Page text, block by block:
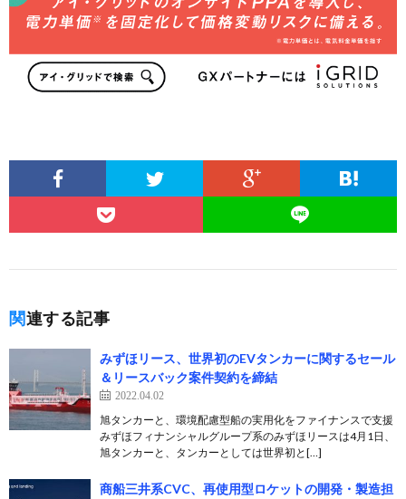
関連する記事
みずほリース、世界初のEVタンカーに関するセール
＆リースバック案件契約を締結
2022.04.02
旭タンカーと、環境配慮型船の実用化をファイナンスで支援
みずほフィナンシャルグループ系のみずほリースは4月1日、
旭タンカーと、タンカーとしては世界初と[…]
商船三井系CVC、再使用型ロケットの開発・製造担